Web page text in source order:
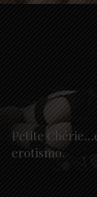
Petite
erotismo.